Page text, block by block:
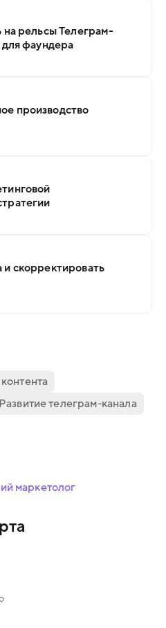
на рельсы Телеграм-
для фаундера
производство
скорректировать
Развитие телеграм-канала
маркетолог